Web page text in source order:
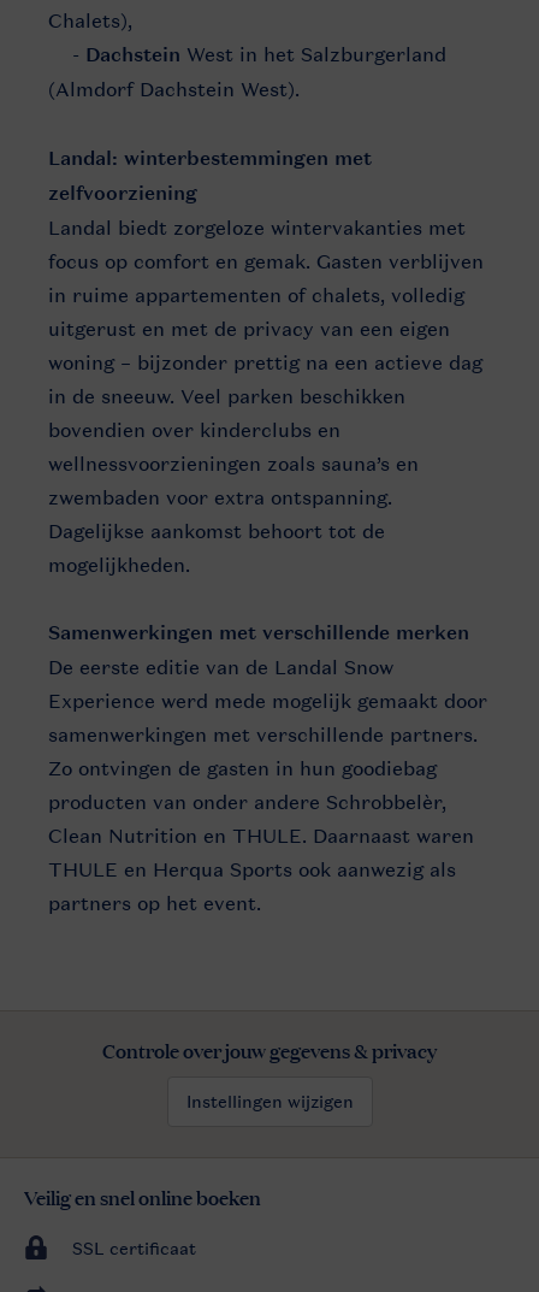
Chalets),
- Dachstein West in het Salzburgerland
(Almdorf Dachstein West).
Landal: winterbestemmingen met
zelfvoorziening
Landal biedt zorgeloze wintervakanties met
focus op comfort en gemak. Gasten verblijven
in ruime appartementen of chalets, volledig
uitgerust en met de privacy van een eigen
woning – bijzonder prettig na een actieve dag
in de sneeuw. Veel parken beschikken
bovendien over kinderclubs en
wellnessvoorzieningen zoals sauna’s en
zwembaden voor extra ontspanning.
Dagelijkse aankomst behoort tot de
mogelijkheden.
Samenwerkingen met verschillende merken
De eerste editie van de Landal Snow
Experience werd mede mogelijk gemaakt door
samenwerkingen met verschillende partners.
Zo ontvingen de gasten in hun goodiebag
producten van onder andere Schrobbelèr,
Clean Nutrition en THULE. Daarnaast waren
THULE en Herqua Sports ook aanwezig als
partners op het event.
Controle over jouw gegevens & privacy
Instellingen wijzigen
Veilig en snel online boeken
SSL certificaat